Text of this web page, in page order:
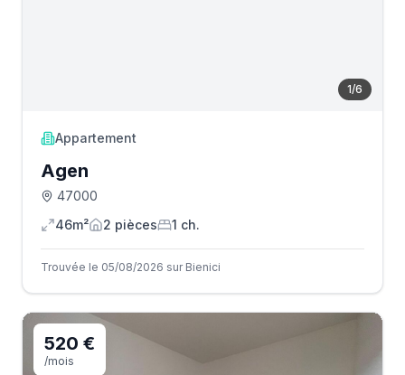
1/6
Appartement
Agen
47000
46m²
2 pièces 1 ch.
Trouvée le 05/08/2026 sur Bienici
520 €
/mois